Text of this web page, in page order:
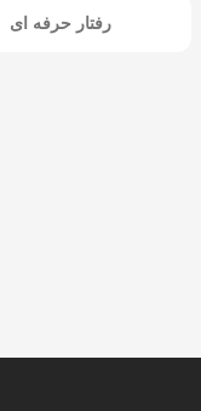
رفتار حرفه ای